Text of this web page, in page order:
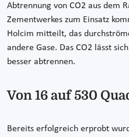
Abtrennung von CO2 aus dem
Zementwerkes zum Einsatz
Holcim mitteilt, das
andere Gase. Das CO2 lässt
besser abtrennen.
Von 16 auf 530
Bereits erfolgreich erprobt